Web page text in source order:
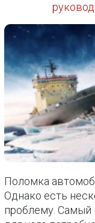
Поломка
Однако есть
проблему. Самый